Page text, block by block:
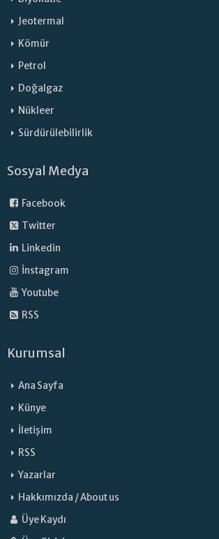
Jeotermal
Kömür
Petrol
Doğalgaz
Nükleer
Sürdürülebilirlik
Sosyal Medya
Facebook
Twitter
Linkedin
İnstagram
Youtube
RSS
Kurumsal
Ana Sayfa
Künye
İletişim
RSS
Yazarlar
Hakkımızda / About us
Üye Kaydı